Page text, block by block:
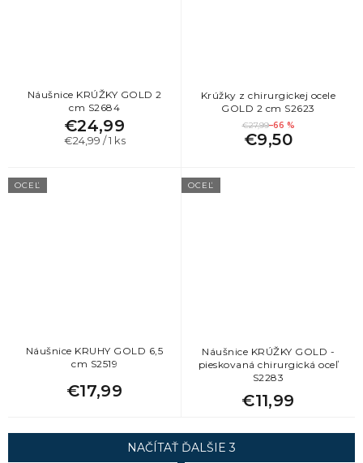
Náušnice KRÚŽKY GOLD 2
cm S2684
€24,99
Jednotková
€24,99 / 1 ks
Krúžky z chirurgickej ocele
GOLD 2 cm S2623
€27,99–66 %
€9,50
OCEĽ
Náušnice KRUHY GOLD 6,5
cm S2519
€17,99
OCEĽ
Náušnice KRÚŽKY GOLD -
pieskovaná chirurgická oceľ
S2283
€11,99
NAČÍTAŤ ĎALŠIE 3